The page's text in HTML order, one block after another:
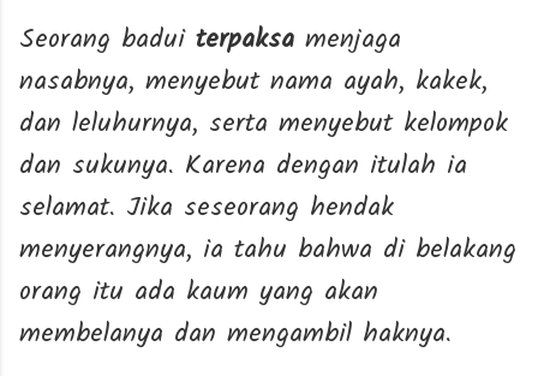
Seorang badui terpaksa menjaga
nasabnya, menyebut nama ayah, kakek,
dan leluhurnya, serta menyebut kelompok
dan sukunya. Karena dengan itulah ia
selamat. Jika seseorang hendak
menyerangnya, ia tahu bahwa di belakang
orang itu ada kaum yang akan
membelanya dan mengambil haknya.